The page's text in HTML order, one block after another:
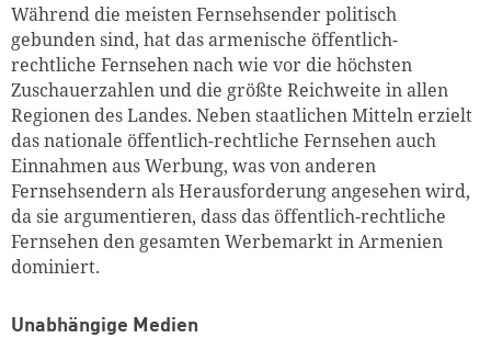
Während die meisten Fernsehsender politisch
gebunden sind, hat das armenische öffentlich-
rechtliche Fernsehen nach wie vor die höchsten
Zuschauerzahlen und die größte Reichweite in allen
Regionen des Landes. Neben staatlichen Mitteln erzielt
das nationale öffentlich-rechtliche Fernsehen auch
Einnahmen aus Werbung, was von anderen
Fernsehsendern als Herausforderung angesehen wird,
da sie argumentieren, dass das öffentlich-rechtliche
Fernsehen den gesamten Werbemarkt in Armenien
dominiert.
Unabhängige Medien